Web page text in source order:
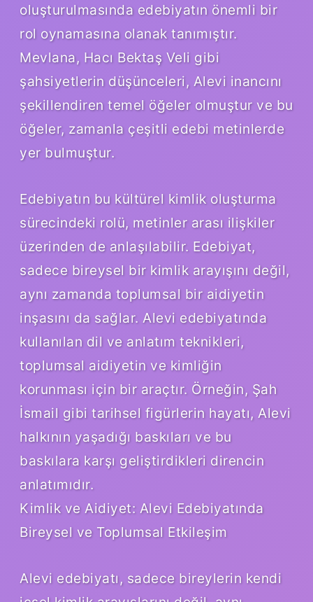
oluşturulmasında edebiyatın önemli bir
rol oynamasına olanak tanımıştır.
Mevlana, Hacı Bektaş Veli gibi
şahsiyetlerin düşünceleri, Alevi inancını
şekillendiren temel öğeler olmuştur ve bu
öğeler, zamanla çeşitli edebi metinlerde
yer bulmuştur.
Edebiyatın bu kültürel kimlik oluşturma
sürecindeki rolü, metinler arası ilişkiler
üzerinden de anlaşılabilir. Edebiyat,
sadece bireysel bir kimlik arayışını değil,
aynı zamanda toplumsal bir aidiyetin
inşasını da sağlar. Alevi edebiyatında
kullanılan dil ve anlatım teknikleri,
toplumsal aidiyetin ve kimliğin
korunması için bir araçtır. Örneğin, Şah
İsmail gibi tarihsel figürlerin hayatı, Alevi
halkının yaşadığı baskıları ve bu
baskılara karşı geliştirdikleri direncin
anlatımıdır.
Kimlik ve Aidiyet: Alevi Edebiyatında
Bireysel ve Toplumsal Etkileşim
Alevi edebiyatı, sadece bireylerin kendi